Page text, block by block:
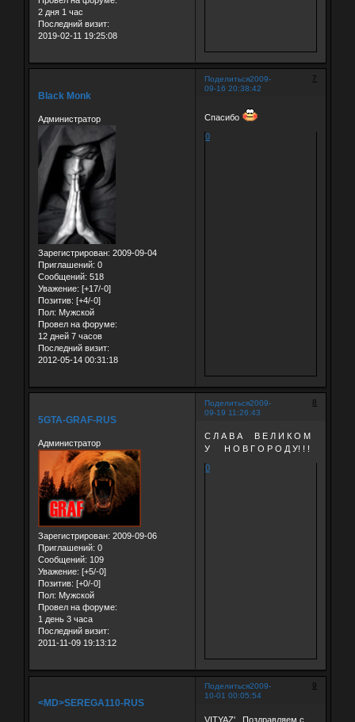
2 дня 1 час
Последний визит:
2019-02-11 19:25:08
Поделиться 7
2009-
09-16 20:38:42
Black Monk
Администратор
Зарегистрирован: 2009-09-04
Приглашений: 0
Сообщений: 518
Уважение: [+17/-0]
Позитив: [+4/-0]
Пол: Мужской
Провел на форуме:
12 дней 7 часов
Последний визит:
2012-05-14 00:31:18
Спасибо
0
Поделиться 8
2009-
09-19 11:26:43
5GTA-GRAF-RUS
Администратор
Зарегистрирован: 2009-09-06
Приглашений: 0
Сообщений: 109
Уважение: [+5/-0]
Позитив: [+0/-0]
Пол: Мужской
Провел на форуме:
1 день 3 часа
Последний визит:
2011-11-09 19:13:12
С Л А В А В Е Л И К О М
У Н О В Г О Р О Д У! ! !
0
Поделиться 9
2009-
10-01 00:05:54
<MD>SEREGA110-RUS
VITYAZ' Поздравляем с